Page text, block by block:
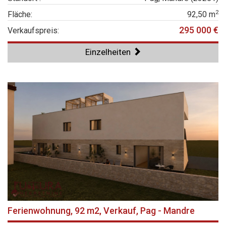
Fläche:
92,50 m2
Verkaufspreis: 295 000 €
Einzelheiten
Ferienwohnung, 92 m2, Verkauf, Pag - Mandre